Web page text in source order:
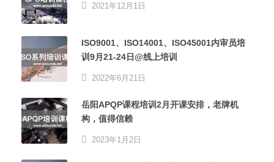
2021年12月1日
ISO9001、ISO14001、ISO45001内审员培
训9月21-24日@线上培训
2022年6月21日
岳阳APQP课程培训2月开课安排，老牌机
构，值得信赖
2023年1月2日